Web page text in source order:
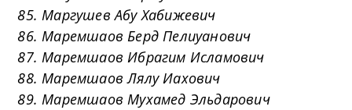
85. Маргушев Абу Хабижевич
86. Маремшаов Берд Пелиуанович
87. Маремшаов Ибрагим Исламович
88. Маремшаов Лялу Иахович
89. Маремшаов Мухамед Эльдарович